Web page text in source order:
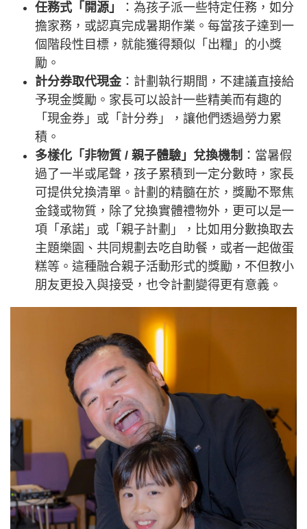
任務式「開源」
：為孩子派一些特定任務，如分
擔家務，或認真完成暑期作業。每當孩子達到一
個階段性目標，就能獲得類似「出糧」的小獎
勵。
計分券取代現金：計劃執行期間，不建議直接給
予現金獎勵。家長可以設計一些精美而有趣的
「現金券」或「計分券」，讓他們透過勞力累
積。
多樣化「非物質 / 親子體驗」兌換機制 ：當暑假
過了一半或尾聲，孩子累積到一定分數時，家長
可提供兌換清單。計劃的精髓在於，獎勵不聚焦
金錢或物質，除了兌換實體禮物外，更可以是一
項「承諾」或「親子計劃」，比如用分數換取去
主題樂園、共同規劃去吃自助餐，或者一起做蛋
糕等。這種融合親子活動形式的獎勵，不但教小
朋友更投入與接受，也令計劃變得更有意義。